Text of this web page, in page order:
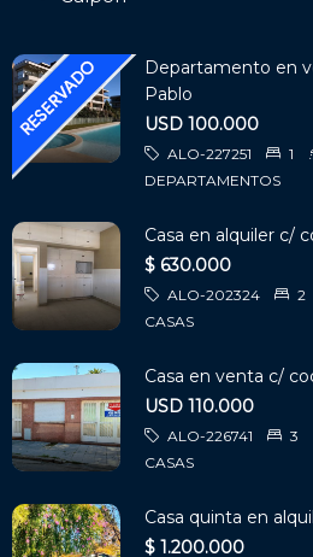
Departamento en
Pablo
USD 100.000
ALO-227251 1
DEPARTAMENTOS
Casa en alquiler c/
$ 630.000
ALO-202324 2
CASAS
Casa en venta c/
USD 110.000
ALO-226741 3
CASAS
Casa quinta en
$ 1.200.000